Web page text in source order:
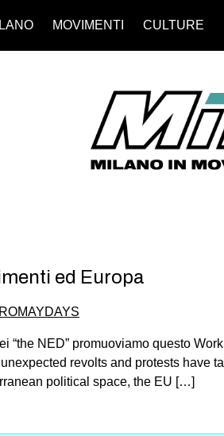
MOVIMENTI CULTURE
ed Europa
“the NED” promuoviamo questo
revolts and protests have
political space, the EU […]